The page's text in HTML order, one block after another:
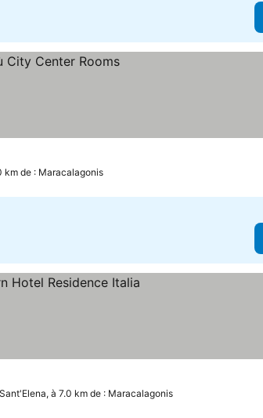
km de : Maracalagonis
à 7.0 km de : Maracalagonis